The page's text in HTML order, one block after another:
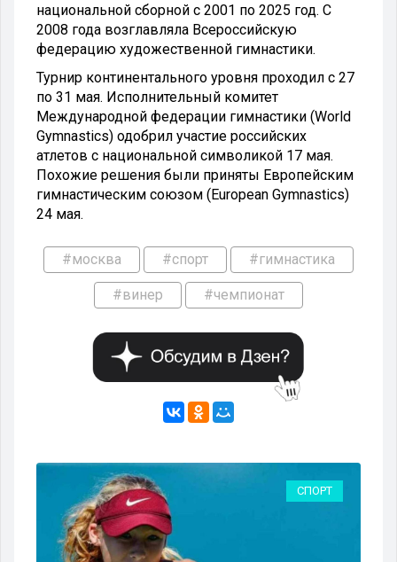
национальной сборной с 2001 по 2025 год. С
2008 года возглавляла Всероссийскую
федерацию художественной гимнастики.
Турнир континентального уровня проходил с 27
по 31 мая. Исполнительный комитет
Международной федерации гимнастики (World
Gymnastics) одобрил участие российских
атлетов с национальной символикой 17 мая.
Похожие решения были приняты Европейским
гимнастическим союзом (European Gymnastics)
24 мая.
#москва #спорт #гимнастика
#винер #чемпионат
СПОРТ